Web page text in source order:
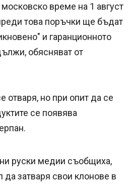
време на 1 август
това поръчки ще бъдат
и гаранционното
обясняват от
отваря, но при опит да се
се появява
руски медии съобщиха,
да затваря свои клонове в